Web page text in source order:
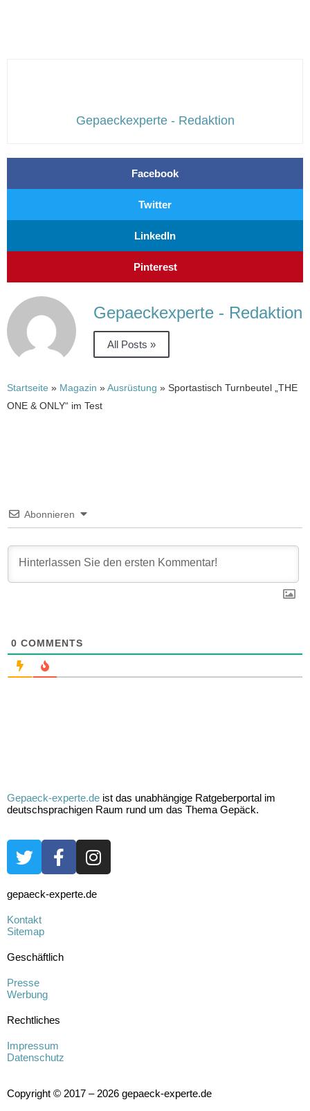
Gepaeckexperte - Redaktion
Facebook
Twitter
LinkedIn
Pinterest
Gepaeckexperte - Redaktion
All Posts »
Startseite » Magazin » Ausrüstung » Sportastisch Turnbeutel „THE
ONE & ONLY“ im Test
Abonnieren
0 COMMENTS
Gepaeck-experte.de ist das unabhängige Ratgeberportal im
deutschsprachigen Raum rund um das Thema Gepäck.
gepaeck-experte.de
Kontakt
Sitemap
Geschäftlich
Presse
Werbung
Rechtliches
Impressum
Datenschutz
Copyright © 2017 – 2026 gepaeck-experte.de